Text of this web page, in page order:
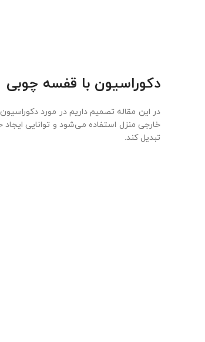
دکوراسیون با قفسه چوبی
در این مقاله تصمیم داریم در مورد
خارجی منزل استفاده می‌شود و توانایی
تبدیل کند.